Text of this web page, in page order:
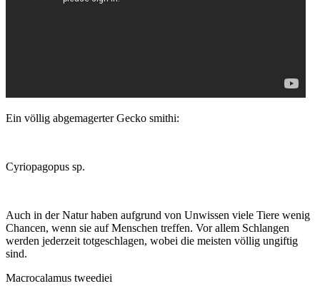
Ein völlig abgemagerter Gecko smithi:
Cyriopagopus sp.
Auch in der Natur haben aufgrund von Unwissen viele Tiere wenig
Chancen, wenn sie auf Menschen treffen. Vor allem Schlangen
werden jederzeit totgeschlagen, wobei die meisten völlig ungiftig
sind.
Macrocalamus tweediei